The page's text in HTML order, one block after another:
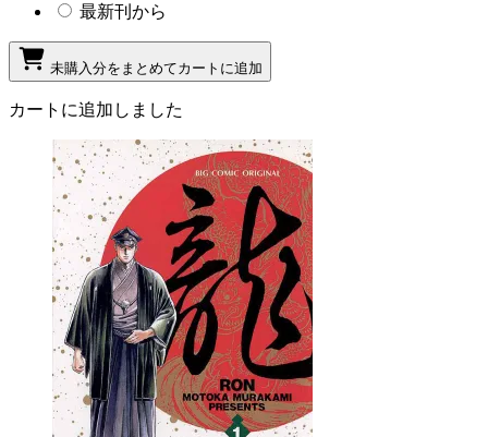
最新刊から
未購入分をまとめてカートに追加
カートに追加しました